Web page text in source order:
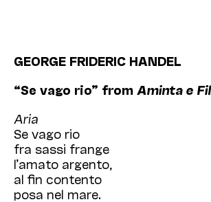
GEORGE FRIDERIC HANDEL
“Se vago rio” from Aminta e
Aria
Se vago rio
fra sassi frange
l’amato argento,
al fin contento
posa nel mare.